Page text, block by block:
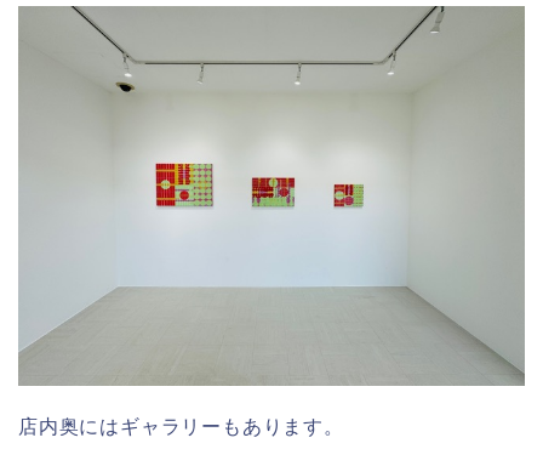
店内奥にはギャラリーもあります。